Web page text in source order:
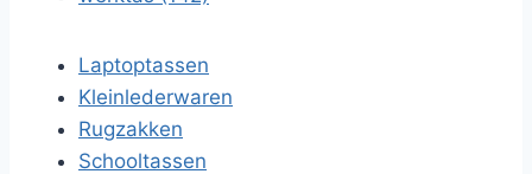
Laptoptassen
Kleinlederwaren
Rugzakken
Schooltassen